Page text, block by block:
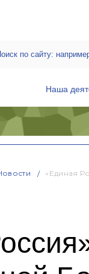
Наша
«Единая